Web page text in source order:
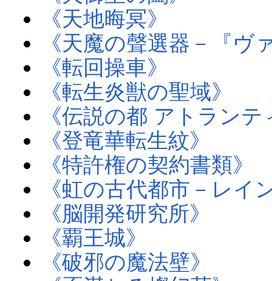
《天地晦冥》
《天魔の聲選器－『ヴ
《転回操車》
《転生炎獣の聖域》
《伝説の都 アトランテ
《登竜華転生紋》
《特許権の契約書類》
《虹の古代都市－レイ
《脳開発研究所》
《覇王城》
《破邪の魔法壁》